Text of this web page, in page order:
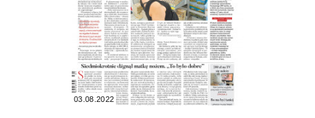
03.08.2022